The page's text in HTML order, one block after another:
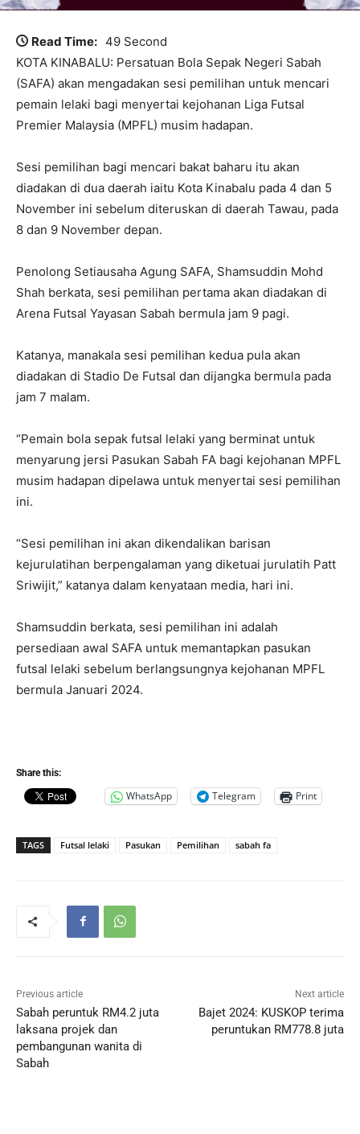
Read Time: 49 Second
KOTA KINABALU: Persatuan Bola Sepak Negeri Sabah
(SAFA) akan mengadakan sesi pemilihan untuk mencari
pemain lelaki bagi menyertai kejohanan Liga Futsal
Premier Malaysia (MPFL) musim hadapan.
Sesi pemilihan bagi mencari bakat baharu itu akan
diadakan di dua daerah iaitu Kota Kinabalu pada 4 dan 5
November ini sebelum diteruskan di daerah Tawau, pada
8 dan 9 November depan.
Penolong Setiausaha Agung SAFA, Shamsuddin Mohd
Shah berkata, sesi pemilihan pertama akan diadakan di
Arena Futsal Yayasan Sabah bermula jam 9 pagi.
Katanya, manakala sesi pemilihan kedua pula akan
diadakan di Stadio De Futsal dan dijangka bermula pada
jam 7 malam.
“Pemain bola sepak futsal lelaki yang berminat untuk
menyarung jersi Pasukan Sabah FA bagi kejohanan MPFL
musim hadapan dipelawa untuk menyertai sesi pemilihan
ini.
“Sesi pemilihan ini akan dikendalikan barisan
kejurulatihan berpengalaman yang diketuai jurulatih Patt
Sriwijit,” katanya dalam kenyataan media, hari ini.
Shamsuddin berkata, sesi pemilihan ini adalah
persediaan awal SAFA untuk memantapkan pasukan
futsal lelaki sebelum berlangsungnya kejohanan MPFL
bermula Januari 2024.
Share this:
WhatsApp Telegram Print
TAGS Futsal lelaki Pasukan Pemilihan sabah fa
Previous article
Sabah peruntuk RM4.2 juta
laksana projek dan
pembangunan wanita di
Sabah
Next article
Bajet 2024: KUSKOP terima
peruntukan RM778.8 juta